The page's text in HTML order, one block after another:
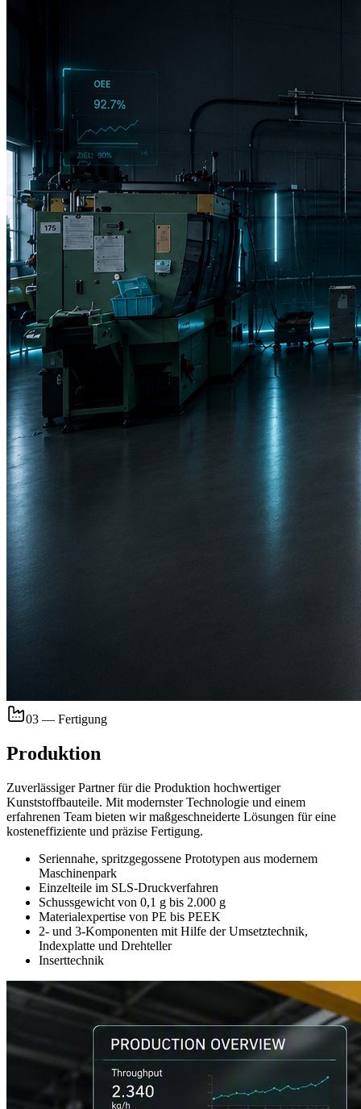
03 — Fertigung
Produktion
Zuverlässiger Partner für die Produktion hochwertiger
Kunststoffbauteile. Mit modernster Technologie und einem
erfahrenen Team bieten wir maßgeschneiderte Lösungen für eine
kosteneffiziente und präzise Fertigung.
Seriennahe, spritzgegossene Prototypen aus modernem
Maschinenpark
Einzelteile im SLS-Druckverfahren
Schussgewicht von 0,1 g bis 2.000 g
Materialexpertise von PE bis PEEK
2- und 3-Komponenten mit Hilfe der Umsetztechnik,
Indexplatte und Drehteller
Inserttechnik